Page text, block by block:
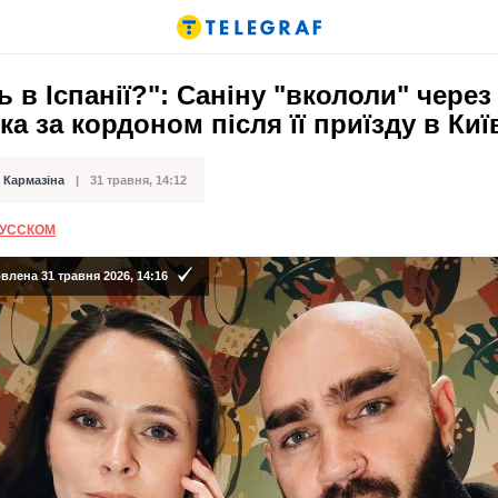
в Іспанії?": Саніну "вкололи" через
за кордоном після її приїзду в
Кармазіна 31 травня, 14:12
31 травня 2026, 14:16